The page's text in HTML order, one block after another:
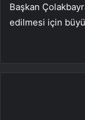
Başkan
edilmesi için